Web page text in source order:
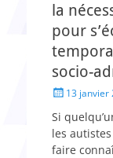
la
pour
socio-
Posted13 janvier
Si
les
faire